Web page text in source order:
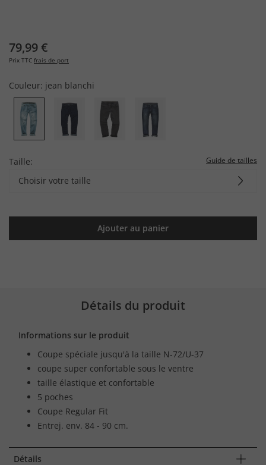
79,99 €
Prix TTC frais de port
Couleur: jean blanchi
Taille: Guide de tailles
Choisir votre taille
Ajouter au panier
Détails du produit
Informations sur le produit
Coupe spéciale jusqu'à la taille N-72/U-37
coupe super confortable sous le ventre
taille élastique et confortable
5 poches
Coupe Regular Fit
Entrej. env. 84 - 90 cm.
Détails